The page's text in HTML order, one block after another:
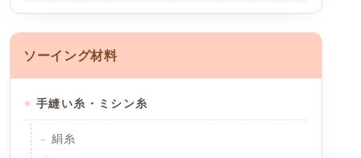
ソーイング材料
手縫い糸・ミシン糸
絹糸